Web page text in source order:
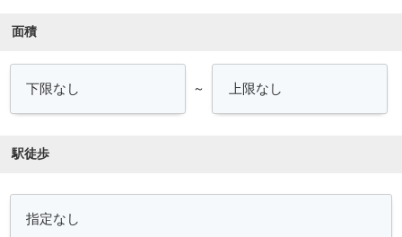
面積
～
駅徒歩